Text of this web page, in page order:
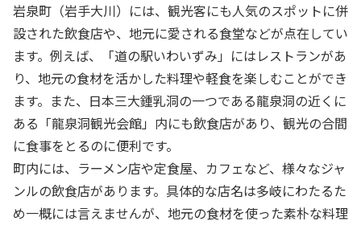
岩泉町（岩手大川）には、観光客にも人気のスポットに併
設された飲食店や、地元に愛される食堂などが点在してい
ます。例えば、「道の駅いわいずみ」にはレストランがあ
り、地元の食材を活かした料理や軽食を楽しむことができ
ます。また、日本三大鍾乳洞の一つである龍泉洞の近くに
ある「龍泉洞観光会館」内にも飲食店があり、観光の合間
に食事をとるのに便利です。
町内には、ラーメン店や定食屋、カフェなど、様々なジャ
ンルの飲食店があります。具体的な店名は多岐にわたるた
め一概には言えませんが、地元の食材を使った素朴な料理